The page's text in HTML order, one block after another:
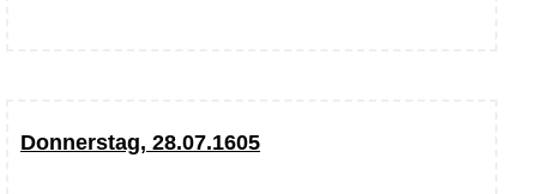
Donnerstag, 28.07.1605